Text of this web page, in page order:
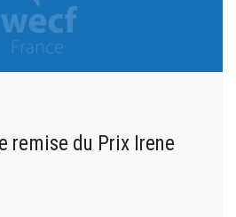
remise du Prix Irene